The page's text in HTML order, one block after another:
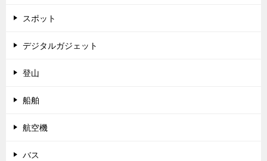
スポット
デジタルガジェット
登山
船舶
航空機
バス